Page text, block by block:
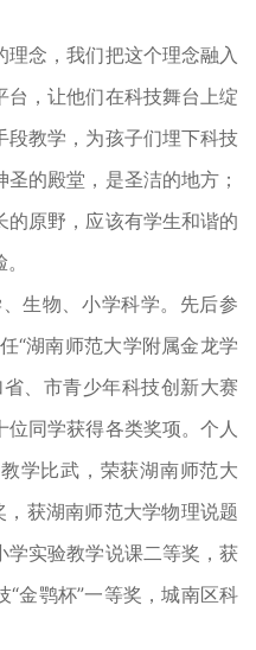
念，我们把这个理念融入
台，让他们在科技舞台上绽
段教学，为孩子们埋下科技
的殿堂，是圣洁的地方；
原野，应该有学生和谐的
生物、小学科学。先后参
“湖南师范大学附属金龙学
、市青少年科技创新大赛
同学获得各类奖项。个人
学比武，荣获湖南师范大
，获湖南师范大学物理说题
学实验教学说课二等奖，获
金鹗杯”一等奖，城南区科